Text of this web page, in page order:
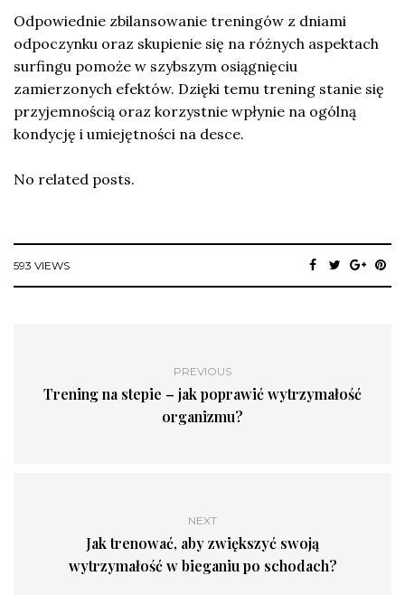
Odpowiednie zbilansowanie treningów z dniami
odpoczynku oraz skupienie się na różnych aspektach
surfingu pomoże w szybszym osiągnięciu
zamierzonych efektów. Dzięki temu trening stanie się
przyjemnością oraz korzystnie wpłynie na ogólną
kondycję i umiejętności na desce.
No related posts.
593 VIEWS
PREVIOUS
Trening na stepie – jak poprawić wytrzymałość
organizmu?
NEXT
Jak trenować, aby zwiększyć swoją
wytrzymałość w bieganiu po schodach?